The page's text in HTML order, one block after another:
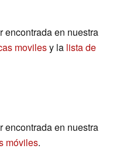
encontrada en nuestra
movilesy la lista de
encontrada en nuestra
móviles.